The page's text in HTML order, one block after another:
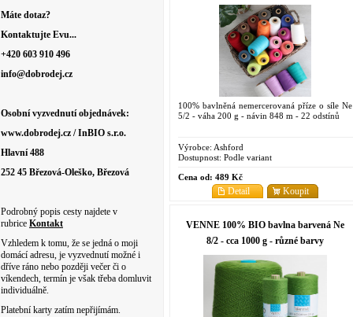
Máte dotaz?
Kontaktujte Evu...
+420 603 910 496
info@dobrodej.cz
Osobní vyzvednutí objednávek:
www.dobrodej.cz / InBIO s.r.o.
Hlavní 488
252 45 Březová-Oleško, Březová
Podrobný popis cesty najdete v
rubrice Kontakt
Vzhledem k tomu, že se jedná o moji
domácí adresu, je vyzvednutí možné i
dříve ráno nebo později večer či o
víkendech, termín je však třeba domluvit
individuálně.
Platební karty zatím nepřijímám.
100% bavlněná nemercerovaná příze o síle Ne
5/2 - váha 200 g - návin 848 m - 22 odstínů
Výrobce: Ashford
Dostupnost: Podle variant
Cena od: 489 Kč
Koupit
Detail
VENNE 100% BIO bavlna barvená Ne
8/2 - cca 1000 g - různé barvy